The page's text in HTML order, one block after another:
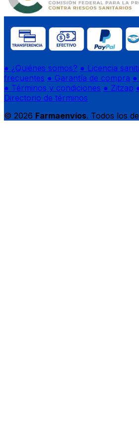
● ¿Quiénes somos? ● Licencia
frecuentes ● Garantía de compra
● Términos y condiciones ● Zitzap
Directorio de términos
© 2026 Farmaenvíos. Todos los